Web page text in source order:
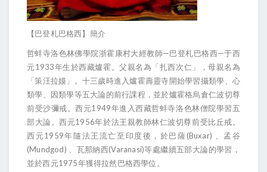
【巴登札巴格西】簡介
哲蚌寺洛色林佛學院浙霍康村大經教師—巴登札巴格西—于西
元1933年生於西藏爐霍。父親名為「扎西次仁」，母親名為
「策汪拉嫫」。十三歲時進入爐霍壽靈寺開始學習攝類學、心
類學、因類學等五大論的前行課程，並於爐霍格烏倉仁波切尊
前受沙彌戒。西元1949年進入西藏哲蚌寺洛色林僧院學習五
部大論。西元1956年於法王親教師林仁波切尊前受比丘戒。
西元1959年隨法王流亡至印度後，於巴薩 (Buxar) 、孟谷
(Mundgod) 、瓦那納西(Varanasi)等處繼續五部大論的學習，
並於西元1975年獲得拉然巴格西學位。